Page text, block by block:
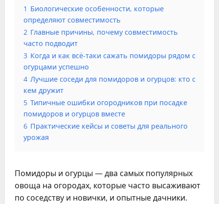
1 Биологические особенности, которые
определяют совместимость
2 Главные причины, почему совместимость
часто подводит
3 Когда и как всё-таки сажать помидоры рядом с
огурцами успешно
4 Лучшие соседи для помидоров и огурцов: кто с
кем дружит
5 Типичные ошибки огородников при посадке
помидоров и огурцов вместе
6 Практические кейсы и советы для реального
урожая
Помидоры и огурцы — два самых популярных
овоща на огородах, которые часто высаживают
по соседству и новички, и опытные дачники.